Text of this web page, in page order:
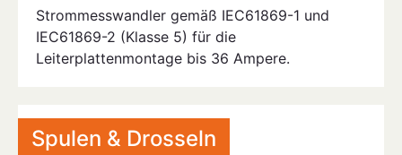
Strommesswandler gemäß IEC61869-1 und
IEC61869-2 (Klasse 5) für die
Leiterplattenmontage bis 36 Ampere.
Spulen & Drosseln